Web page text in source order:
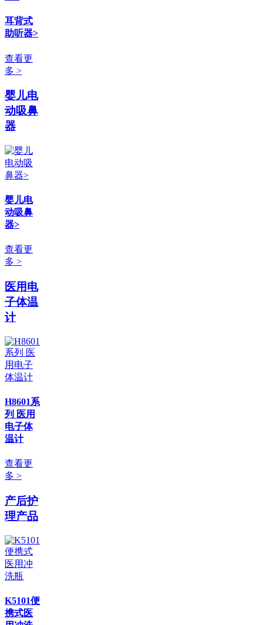
耳背式
助听器>
查看更
多 >
婴儿电
动吸鼻
器
婴儿电
动吸鼻
器>
查看更
多 >
医用电
子体温
计
H8601系
列 医用
电子体
温计
查看更
多 >
产后护
理产品
K5101便
携式医